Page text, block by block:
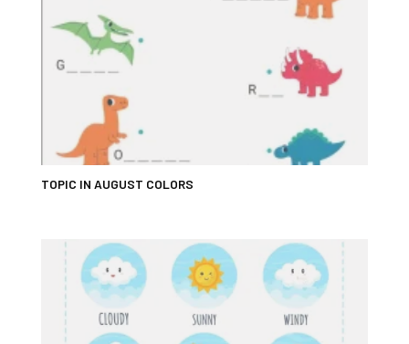
TOPIC IN AUGUST COLORS